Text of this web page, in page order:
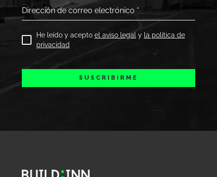
Dirección de correo electrónico *
He leído y acepto el aviso legal y la política de
privacidad
SUSCRIBIRME